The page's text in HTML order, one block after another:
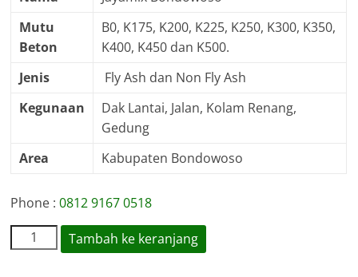
Mutu
Beton
B0, K175, K200, K225, K250, K300, K350,
K400, K450 dan K500.
Jenis
Fly Ash dan Non Fly Ash
Kegunaan
Dak Lantai, Jalan, Kolam Renang,
Gedung
Area
Kabupaten Bondowoso
Phone :0812 9167 0518
Kuantitas
Harga
Tambah ke keranjang